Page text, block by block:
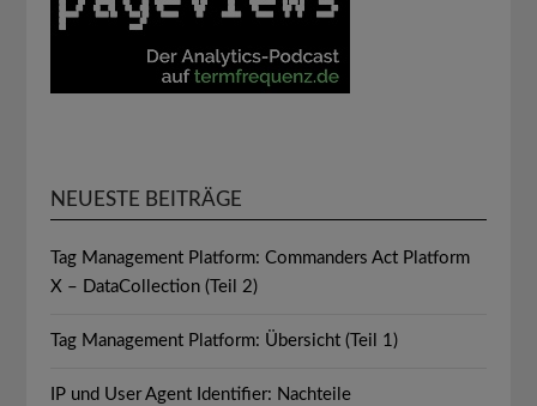
NEUESTE BEITRÄGE
Tag Management Platform: Commanders Act Platform
X – DataCollection (Teil 2)
Tag Management Platform: Übersicht (Teil 1)
IP und User Agent Identifier: Nachteile